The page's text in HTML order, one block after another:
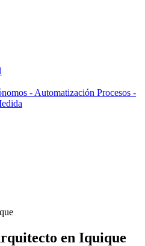
- Automatización Procesos -
en Iquique